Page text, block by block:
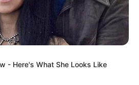
- Here's What She Looks Like